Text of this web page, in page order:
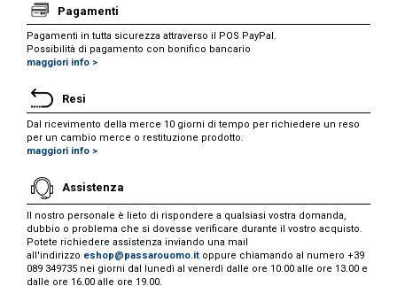
Pagamenti
Pagamenti in tutta sicurezza attraverso il POS PayPal.
Possibilità di pagamento con bonifico bancario
maggiori info >
Resi
Dal ricevimento della merce 10 giorni di tempo per richiedere un reso
per un cambio merce o restituzione prodotto.
maggiori info >
Assistenza
Il nostro personale è lieto di rispondere a qualsiasi vostra domanda,
dubbio o problema che si dovesse verificare durante il vostro acquisto.
Potete richiedere assistenza inviando una mail
all'indirizzo eshop@passarouomo.it oppure chiamando al numero +39
089 349735 nei giorni dal lunedì al venerdì dalle ore 10.00 alle ore 13.00 e
dalle ore 16.00 alle ore 19.00.